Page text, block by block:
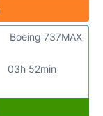
03h 52min
Boeing 737MAX